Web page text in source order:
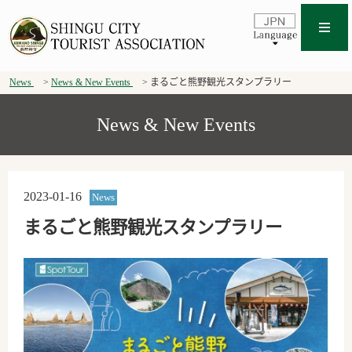
News News & New Events まるごと熊野観光スタンプラリー
News & New Events
2023-01-16 News
まるごと熊野観光スタンプラリー